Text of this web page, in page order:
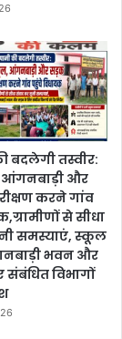
बदलेगी तस्वीर:
और
करने गांव
से सीधा
समस्याएं, स्कूल
भवन और
विभागों